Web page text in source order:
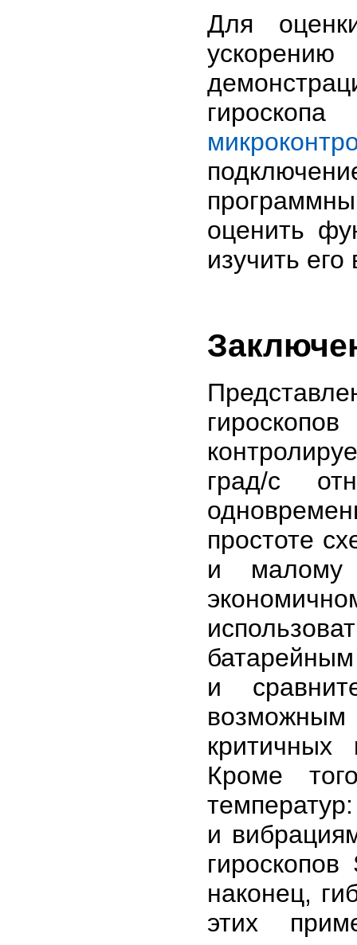
Для
оценить
изучить
град/с
простоте
и малому
и
возможным
критичных
Кроме
и
наконец,
этих